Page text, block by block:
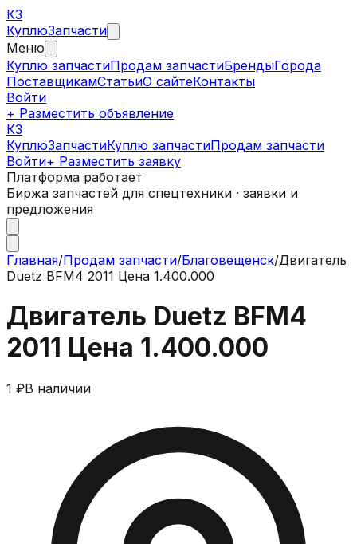
КЗ
КуплюЗапчасти
Меню
Куплю запчастиПродам запчастиБрендыГорода
ПоставщикамСтатьиО сайтеКонтакты
Войти
+ Разместить объявление
КЗ
КуплюЗапчастиКуплю запчастиПродам запчасти
Войти+ Разместить заявку
Платформа работает
Биржа запчастей для спецтехники · заявки и
предложения
Главная/Продам запчасти/Благовещенск/Двигатель
Duetz BFM4 2011 Цена 1.400.000
Двигатель Duetz BFM4
2011 Цена 1.400.000
1 ₽В наличии